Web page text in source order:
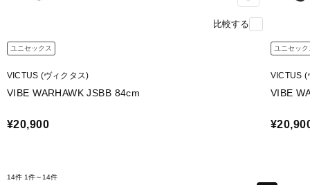
比較する
ユニセックス
VICTUS (ヴィクタス)
VIBE WARHAWK JSBB 84cm
¥20,900
ユニセック
VICTUS (
VIBE
14件 1件～14件